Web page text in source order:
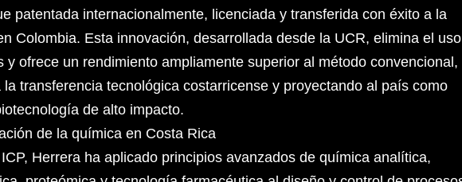
patentada internacionalmente, licenciada y transferida con éxito a la
Colombia. Esta innovación, desarrollada desde la UCR, elimina el uso
y ofrece un rendimiento ampliamente superior al método convencional,
transferencia tecnológica costarricense y proyectando al país como
de alto impacto.
de la química en Costa Rica
Herrera ha aplicado principios avanzados de química analítica,